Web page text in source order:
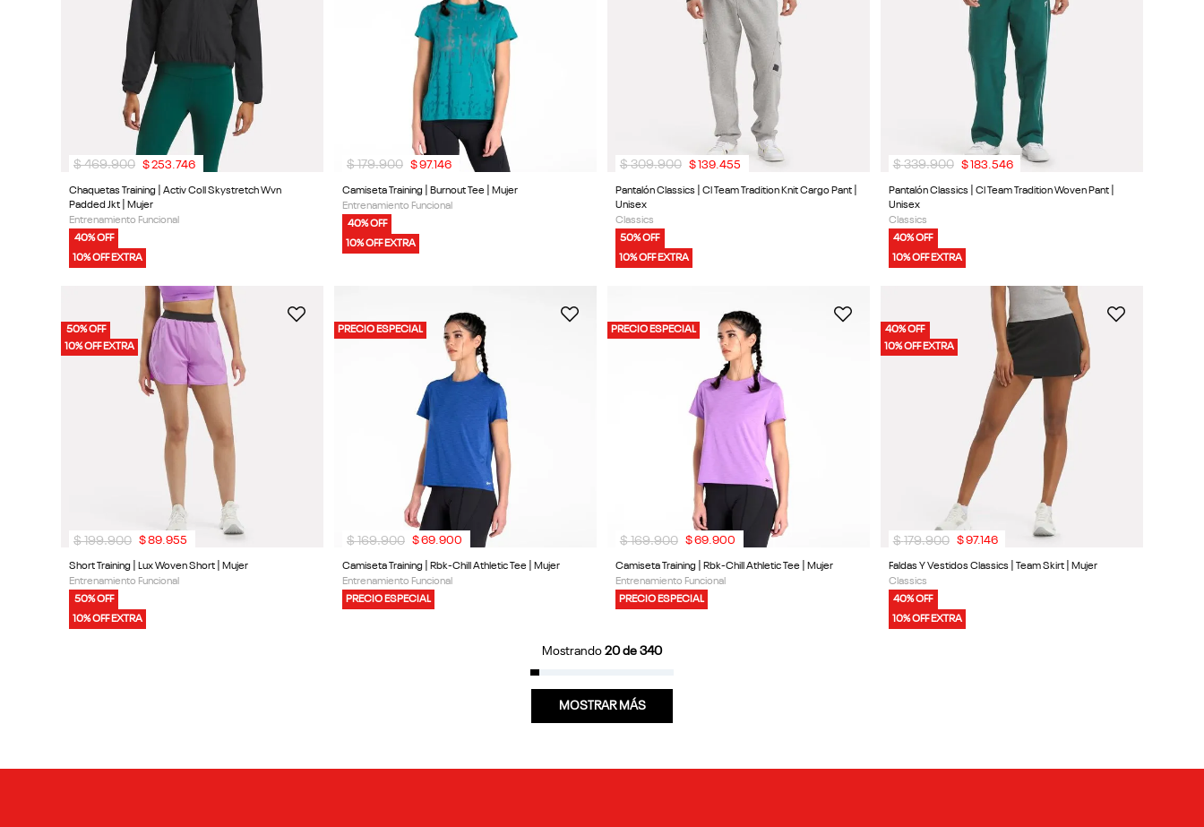
Chaquetas Training | Activ Coll Skystretch Wvn
Padded Jkt | Mujer
Entrenamiento Funcional
40% OFF
10% OFF EXTRA
$ 469.900 $253 746
Camiseta Training | Burnout Tee | Mujer
Entrenamiento Funcional
40% OFF
10% OFF EXTRA
$ 179.900 $97.146
Pantalón Classics | Cl Team Tradition Knit Cargo Pant |
Unisex
Classics
50% OFF
10% OFF EXTRA
$ 309.900 $139. 455
Pantalón Classics | Cl Team Tradition Woven Pant |
Unisex
Classics
40% OFF
10% OFF EXTRA
$ 339.900 $183 546
50% OFF
10% OFF EXTRA
Short Training | Lux Woven Short | Mujer
Entrenamiento Funcional
50% OFF
10% OFF EXTRA
$ 199.900 $89.955
PRECIO ESPECIAL
Camiseta Training | Rbk-Chill Athletic Tee | Mujer
Entrenamiento Funcional
PRECIO ESPECIAL
$ 169.900 $69.900
PRECIO ESPECIAL
Camiseta Training | Rbk-Chill Athletic Tee | Mujer
Entrenamiento Funcional
PRECIO ESPECIAL
$ 169.900 $69.900
40% OFF
10% OFF EXTRA
Faldas Y Vestidos Classics | Team Skirt | Mujer
Classics
40% OFF
10% OFF EXTRA
$ 179.900 $97.146
Mostrando 20 de 340
MOSTRAR MÁS